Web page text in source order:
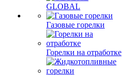
GLOBAL
Газовые горелки
Горелки на отработке